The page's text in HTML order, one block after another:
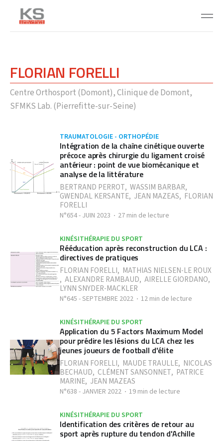
FLORIAN FORELLI
Centre Orthosport (Domont), Clinique de Domont,
SFMKS Lab. (Pierrefitte-sur-Seine)
TRAUMATOLOGIE - ORTHOPÉDIE
Intégration de la chaîne cinétique ouverte
précoce après chirurgie du ligament croisé
antérieur : point de vue biomécanique et
analyse de la littérature
BERTRAND PERROT, WASSIM BARBAR,
GWENDAL KERSANTE, JEAN MAZEAS, FLORIAN
FORELLI
N°654 - JUIN 2023 27 min de lecture
KINÉSITHÉRAPIE DU SPORT
Rééducation après reconstruction du LCA :
directives de pratiques
FLORIAN FORELLI, MATHIAS NIELSEN-LE ROUX
, ALEXANDRE RAMBAUD, AIRELLE GIORDANO,
LYNN SNYDER-MACKLER
N°645 - SEPTEMBRE 2022 12 min de lecture
KINÉSITHÉRAPIE DU SPORT
Application du 5 Factors Maximum Model
pour prédire les lésions du LCA chez les
jeunes joueurs de football d'élite
FLORIAN FORELLI, MAUDE TRAULLE, NICOLAS
BECHAUD, CLÉMENT SANSONNET, PATRICE
MARINE, JEAN MAZEAS
N°638 - JANVIER 2022 19 min de lecture
KINÉSITHÉRAPIE DU SPORT
Identification des critères de retour au
sport après rupture du tendon d'Achille